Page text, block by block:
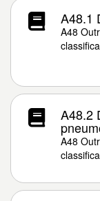
A48.1
A48
A48.2
A48